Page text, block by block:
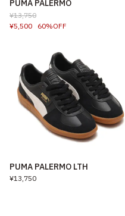
PUMA PALERMO
¥13,750
¥5,500
60%OFF
PUMA PALERMO LTH
¥13,750